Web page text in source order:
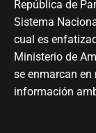
República de
Sistema
cual es
Ministerio de
se enmarcan
información